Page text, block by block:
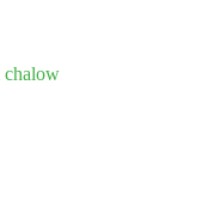
chalow